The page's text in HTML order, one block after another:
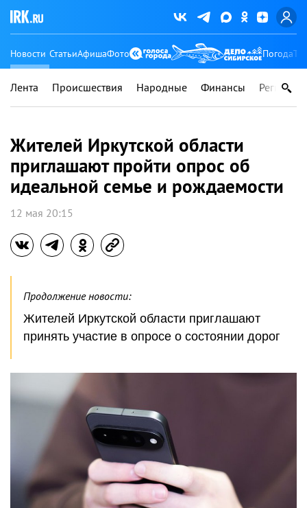
Новости СтатьиАфишаФото Погода
Лента Происшествия Народные Финансы Регионы
Жителей Иркутской области
приглашают пройти опрос об
идеальной семье и рождаемости
12 мая 20:15
Продолжение новости:
Жителей Иркутской области приглашают
принять участие в опросе о состоянии дорог